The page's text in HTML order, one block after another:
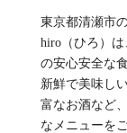
東京都清瀬市
hiro（ひろ）
の安心安全な
新鮮で美味し
富なお酒など
なメニューを